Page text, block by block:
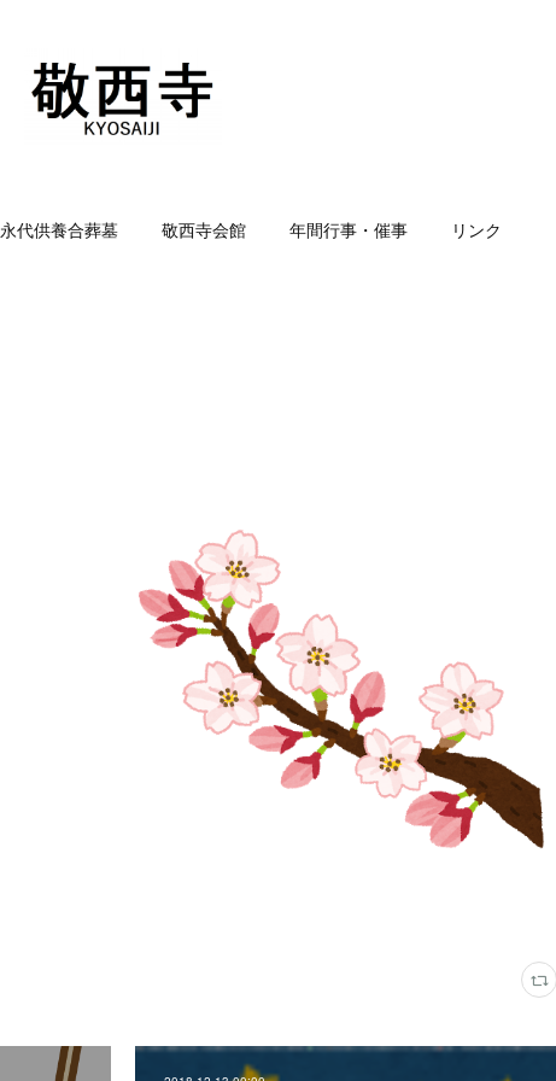
永代供養合葬墓 敬西寺会館 年間行事・催事 リンク